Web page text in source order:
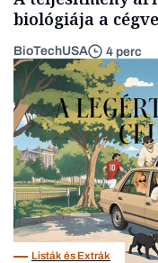
biológiája a
BioTechUSA 4 perc
Listák és Extrák